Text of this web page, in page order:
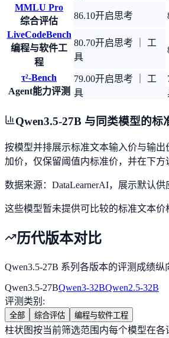
MMLU Pro
综合评估
86.10开启思考
LiveCodeBench
编程与软件工
程
80.70开启思考 ｜ 工
具
τ²-Bench
Agent能力评测
79.00开启思考 ｜ 工
具
Qwen3.5-27B 与同类模型的标
按模型并排展示标准文本输入价与输
加价，仅保留阈值内标准价，并在下方
数据来源：DataLearnerAI，展示默认供
这些模型暂未提供可比较的标准文本价
历代版本对比
Qwen3.5-27B 系列各版本的评测成绩纵
Qwen3.5-27BQwen3-32BQwen2.5-32B
评测类别 :
全部 综合评估 编程与软件工程
柱状图按当前筛选范围内每个模型在各